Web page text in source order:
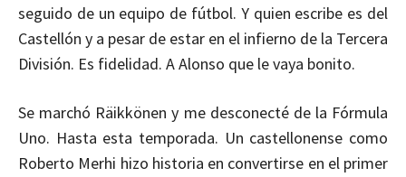
seguido de un equipo de fútbol. Y quien escribe es del
Castellón y a pesar de estar en el infierno de la Tercera
División. Es fidelidad. A Alonso que le vaya bonito.
Se marchó Räikkönen y me desconecté de la Fórmula
Uno. Hasta esta temporada. Un castellonense como
Roberto Merhi hizo historia en convertirse en el primer